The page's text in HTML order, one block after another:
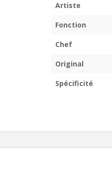
Artiste
Fonction
Chef
Original
Spécificité